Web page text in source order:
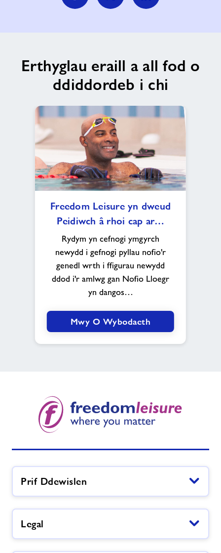
Erthyglau eraill a all fod o
ddiddordeb i chi
Leisure
yn
Peidiwch
â
rhoi
cap
ar
Freedom Leisure yn dweud
Peidiwch â rhoi cap ar…
Rydym yn cefnogi ymgyrch
newydd i gefnogi pyllau nofio'r
genedl wrth i ffigurau newydd
ddod i'r amlwg gan Nofio Lloegr
yn dangos…
Mwy O Wybodaeth
Prif Ddewislen
Legal